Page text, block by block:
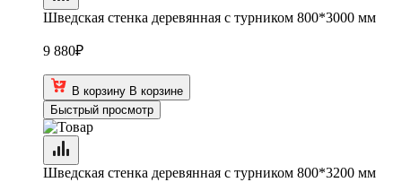
Шведская стенка деревянная с турником 800*3000 мм
9 880₽
В корзину В корзине
Быстрый просмотр
Шведская стенка деревянная с турником 800*3200 мм